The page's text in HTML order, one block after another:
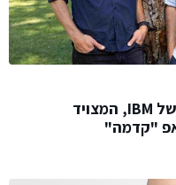
לראשונה בעולם: מחשב קוונטי של IBM, המצויד
"קדמה"